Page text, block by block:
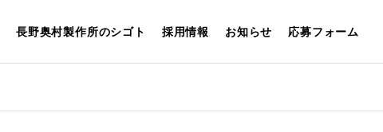
長野奥村製作所のシゴト 採用情報 お知らせ 応募フォーム